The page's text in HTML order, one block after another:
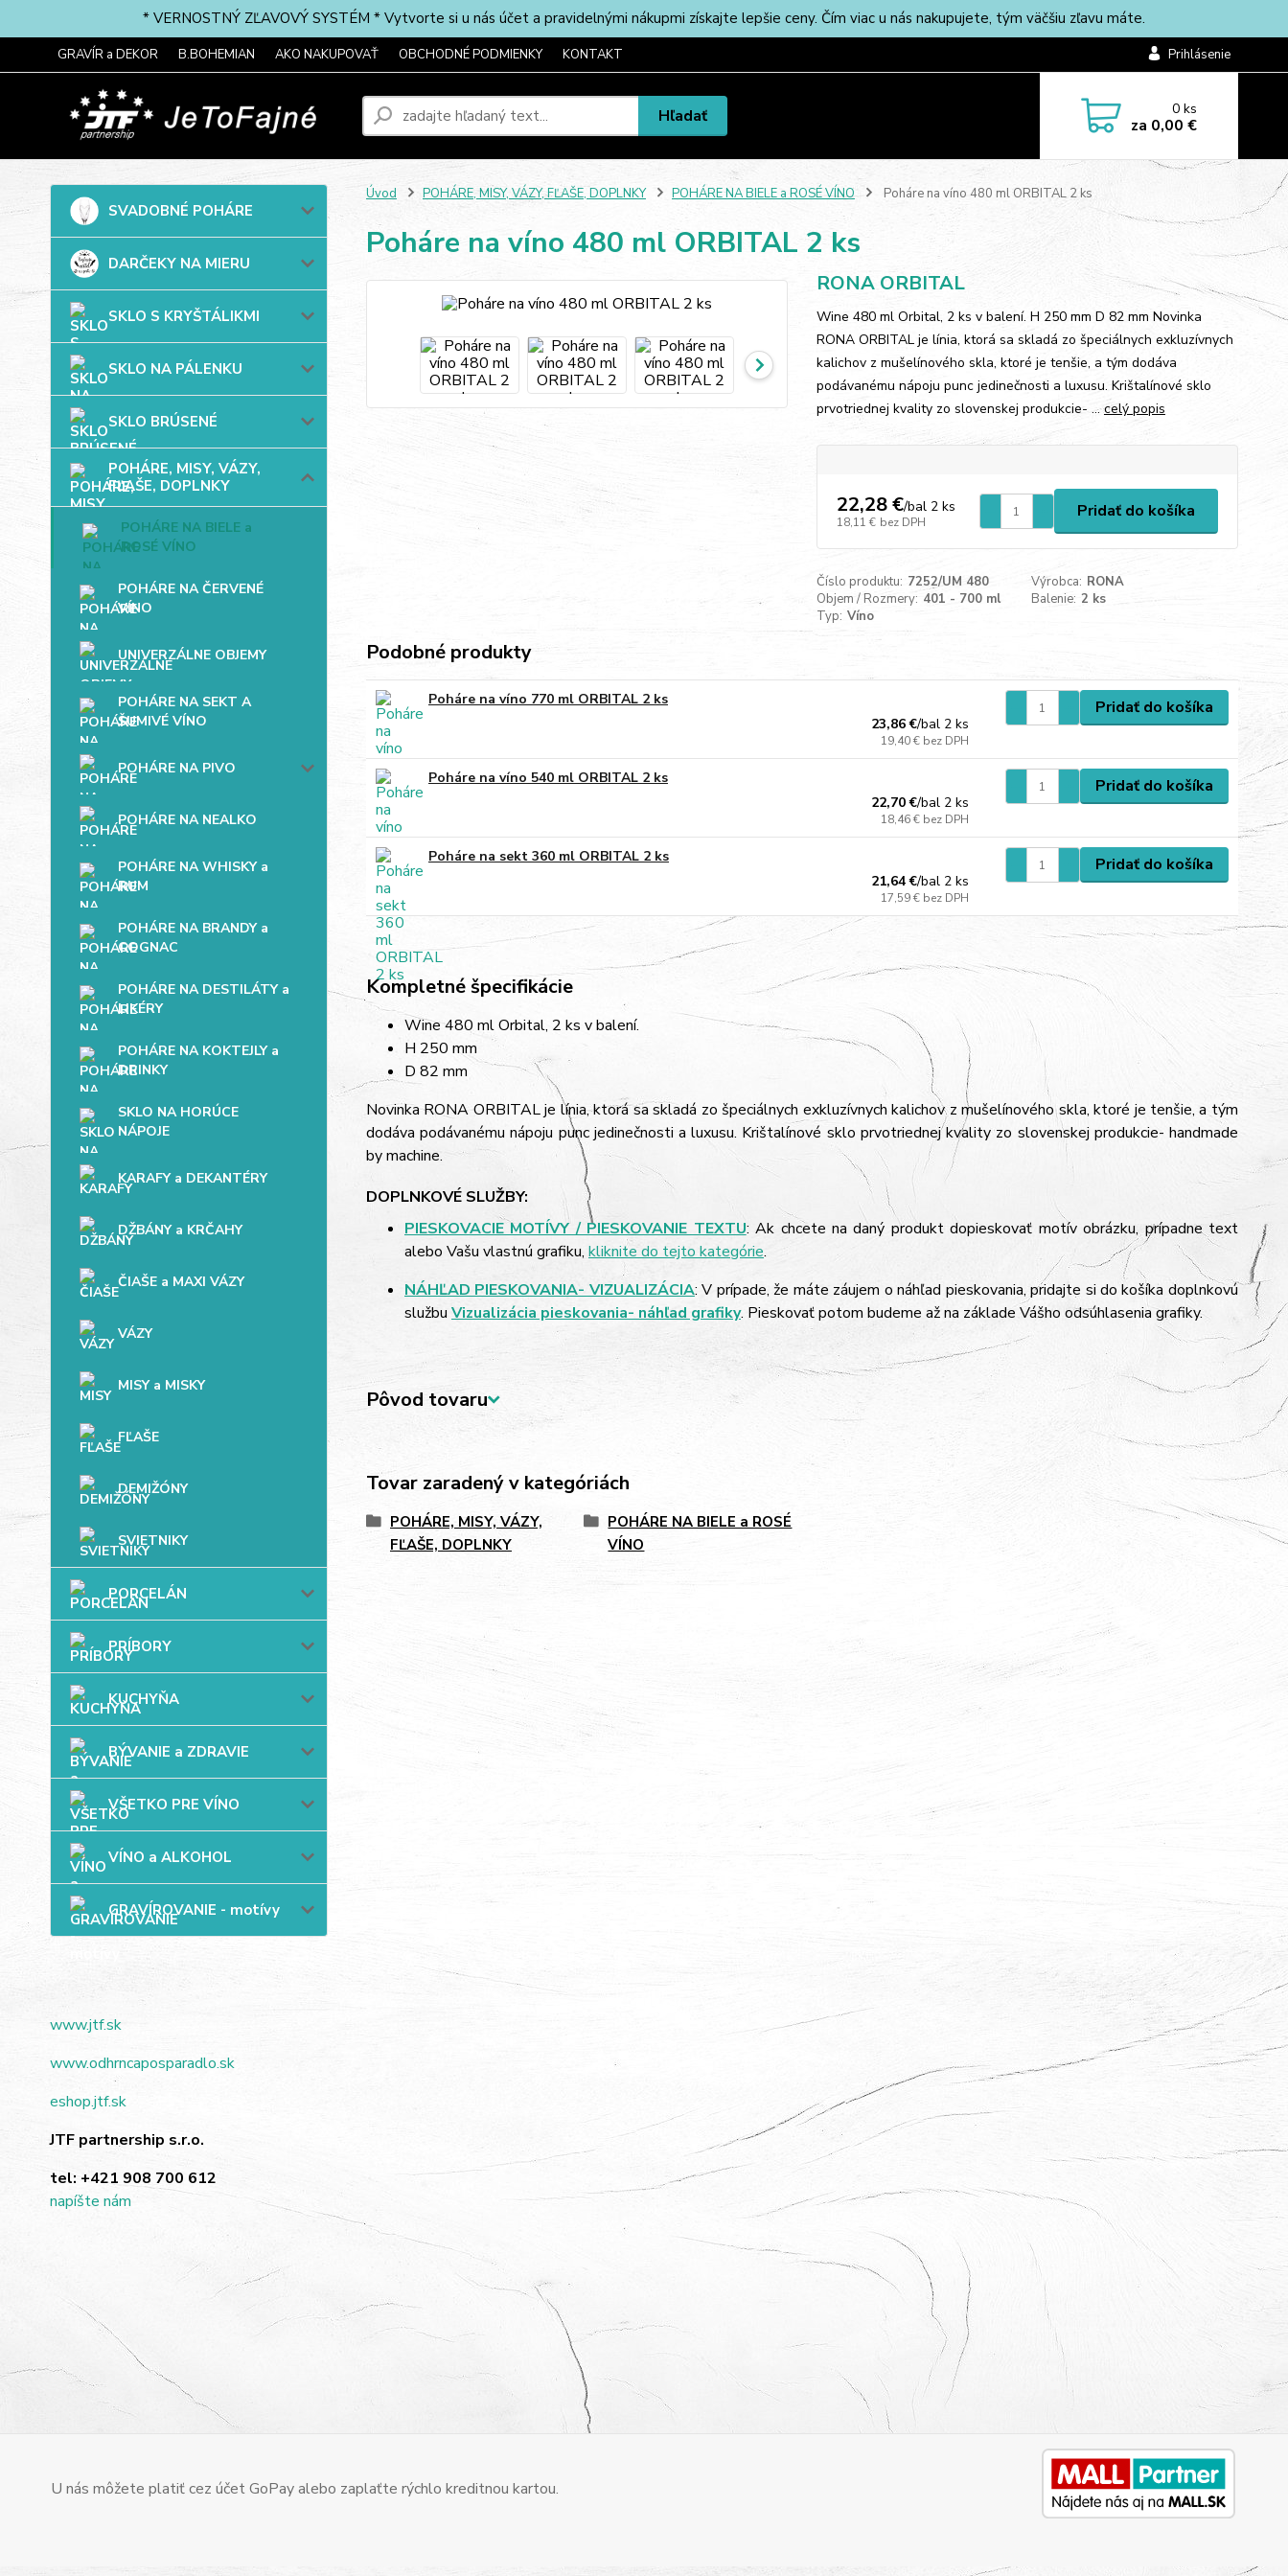
* VERNOSTNÝ ZĽAVOVÝ SYSTÉM * Vytvorte si u nás účet a pravidelnými nákupmi získajte lepšie ceny. Čím viac u nás nakupujete, tým väčšiu zľavu máte.
GRAVÍR a DEKOR B.BOHEMIAN AKO NAKUPOVAŤ OBCHODNÉ PODMIENKY KONTAKT Prihlásenie
Hľadať 0ks
za 0,00 €
SVADOBNÉ POHÁRE
DARČEKY NA MIERU
SKLO S KRYŠTÁLIKMI
SKLO NA PÁLENKU
SKLO BRÚSENÉ
POHÁRE, MISY, VÁZY,
FĽAŠE, DOPLNKY
POHÁRE NA BIELE a
ROSÉ VÍNO
POHÁRE NA ČERVENÉ
VÍNO
UNIVERZÁLNE OBJEMY
POHÁRE NA SEKT A
ŠUMIVÉ VÍNO
POHÁRE NA PIVO
POHÁRE NA NEALKO
POHÁRE NA WHISKY a
RUM
POHÁRE NA BRANDY a
COGNAC
POHÁRE NA DESTILÁTY a
LIKÉRY
POHÁRE NA KOKTEJLY a
DRINKY
SKLO NA HORÚCE
NÁPOJE
KARAFY a DEKANTÉRY
DŽBÁNY a KRČAHY
ČIAŠE a MAXI VÁZY
VÁZY
MISY a MISKY
FĽAŠE
DEMIŽÓNY
SVIETNIKY
PORCELÁN
PRÍBORY
KUCHYŇA
BÝVANIE a ZDRAVIE
VŠETKO PRE VÍNO
VÍNO a ALKOHOL
GRAVÍROVANIE - motívy
www.jtf.sk
www.odhrncaposparadlo.sk
eshop.jtf.sk
JTF partnership s.r.o.
tel: +421 908 700 612
napíšte nám
Úvod POHÁRE, MISY, VÁZY, FĽAŠE, DOPLNKY POHÁRE NA BIELE a ROSÉ VÍNO Poháre na víno 480 ml ORBITAL 2 ks
Poháre na víno 480 ml ORBITAL 2 ks
RONA ORBITAL
Wine 480 ml Orbital, 2 ks v balení. H 250 mm D 82 mm Novinka
RONA ORBITAL je línia, ktorá sa skladá zo špeciálnych exkluzívnych
kalichov z mušelínového skla, ktoré je tenšie, a tým dodáva
podávanému nápoju punc jedinečnosti a luxusu. Krištalínové sklo
prvotriednej kvality zo slovenskej produkcie- ...celý popis
22,28 €/bal 2 ks
18,11 € bez DPH
Pridať do košíka
Číslo produktu: 7252/UM 480 Výrobca: RONA
Objem / Rozmery: 401 - 700 ml Balenie: 2 ks
Typ: Víno
Podobné produkty
Poháre na víno 770 ml ORBITAL 2 ks
23,86 €/bal 2 ks
19,40 € bez DPH
Pridať do košíka
Poháre na víno 540 ml ORBITAL 2 ks
22,70 €/bal 2 ks
18,46 € bez DPH
Pridať do košíka
Poháre na sekt 360 ml ORBITAL 2 ks
21,64 €/bal 2 ks
17,59 € bez DPH
Pridať do košíka
Kompletné špecifikácie
Wine 480 ml Orbital, 2 ks v balení.
H 250 mm
D 82 mm
Novinka RONA ORBITAL je línia, ktorá sa skladá zo špeciálnych exkluzívnych kalichov z mušelínového skla, ktoré je tenšie, a tým
dodáva podávanému nápoju punc jedinečnosti a luxusu. Krištalínové sklo prvotriednej kvality zo slovenskej produkcie- handmade
by machine.
DOPLNKOVÉ SLUŽBY:
PIESKOVACIE MOTÍVY / PIESKOVANIE TEXTU: Ak chcete na daný produkt dopieskovať motív obrázku, prípadne text
alebo Vašu vlastnú grafiku, kliknite do tejto kategórie.
NÁHĽAD PIESKOVANIA- VIZUALIZÁCIA: V prípade, že máte záujem o náhľad pieskovania, pridajte si do košíka doplnkovú
službu Vizualizácia pieskovania- náhľad grafiky. Pieskovať potom budeme až na základe Vášho odsúhlasenia grafiky.
Pôvod tovaru
Tovar zaradený v kategóriách
POHÁRE, MISY, VÁZY,
FĽAŠE, DOPLNKY
POHÁRE NA BIELE a ROSÉ
VÍNO
U nás môžete platiť cez účet GoPay alebo zaplaťte rýchlo kreditnou kartou.